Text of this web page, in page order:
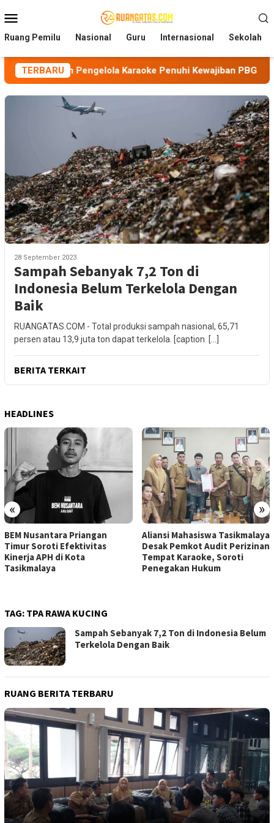
ke
kontenMobile
Ruang Pemilu Nasional Guru Internasional Sekolah
TERBARU
Pengelola Karaoke Penuhi Kewajiban PBG dan SLF
28 September 2023
Sampah Sebanyak 7,2 Ton di
Indonesia Belum Terkelola Dengan
Baik
RUANGATAS.COM - Total produksi sampah nasional, 65,71
persen atau 13,9 juta ton dapat terkelola. [caption […]
BERITA TERKAIT
HEADLINES
« »
BEM Nusantara Priangan
Timur Soroti Efektivitas
Kinerja APH di Kota
Tasikmalaya
Aliansi Mahasiswa Tasikmalaya
Desak Pemkot Audit Perizinan
Tempat Karaoke, Soroti
Penegakan Hukum
TAG: TPA RAWA KUCING
Sampah Sebanyak 7,2 Ton di Indonesia Belum
Terkelola Dengan Baik
RUANG BERITA TERBARU